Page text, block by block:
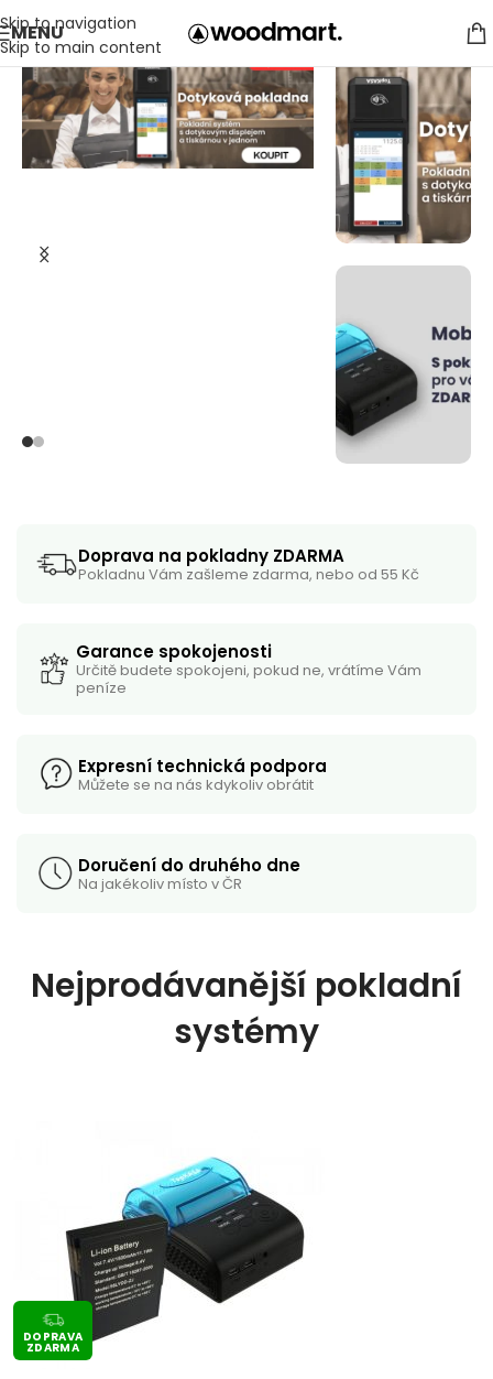
Skip to navigation
Skip to main content
MENU
Doprava na pokladny ZDARMA
Pokladnu Vám zašleme zdarma, nebo od 55 Kč
Garance spokojenosti
Určitě budete spokojeni, pokud ne, vrátíme Vám
peníze
Expresní technická podpora
Můžete se na nás kdykoliv obrátit
Doručení do druhého dne
Na jakékoliv místo v ČR
Nejprodávanější pokladní
systémy
DOPRAVA
ZDARMA